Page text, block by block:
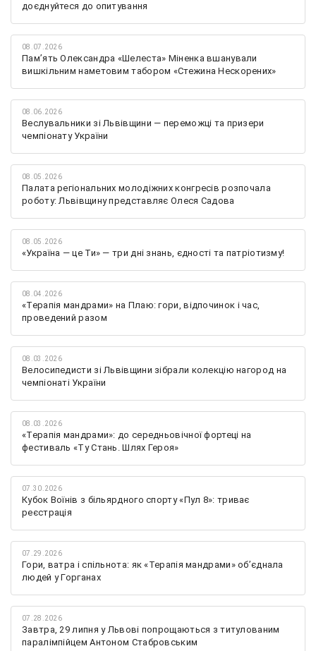
доєднуйтеся до опитування
08.07.2026
Памʼять Олександра «Шелеста» Міненка вшанували
вишкільним наметовим табором «Стежина Нескорених»
08.06.2026
Веслувальники зі Львівщини — переможці та призери
чемпіонату України
08.05.2026
Палата регіональних молодіжних конгресів розпочала
роботу: Львівщину представляє Олеся Садова
08.05.2026
«Україна — це Ти» — три дні знань, єдності та патріотизму!
08.04.2026
«Терапія мандрами» на Плаю: гори, відпочинок і час,
проведений разом
08.03.2026
Велосипедисти зі Львівщини зібрали колекцію нагород на
чемпіонаті України
08.03.2026
«Терапія мандрами»: до середньовічної фортеці на
фестиваль «Ту Стань. Шлях Героя»
07.30.2026
Кубок Воїнів з більярдного спорту «Пул 8»: триває
реєстрація
07.29.2026
Гори, ватра і спільнота: як «Терапія мандрами» об’єднала
людей у Горганах
07.28.2026
Завтра, 29 липня у Львові попрощаються з титулованим
паралімпійцем Антоном Стабровським